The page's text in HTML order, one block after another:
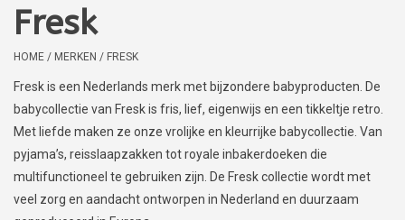
Peter/metergeschenken &
kaartjes
Fresk
HOME / MERKEN / FRESK
Fresk is een Nederlands merk met bijzondere babyproducten. De
babycollectie van Fresk is fris, lief, eigenwijs en een tikkeltje retro.
Met liefde maken ze onze vrolijke en kleurrijke babycollectie. Van
pyjama’s, reisslaapzakken tot royale inbakerdoeken die
multifunctioneel te gebruiken zijn. De Fresk collectie wordt met
veel zorg en aandacht ontworpen in Nederland en duurzaam